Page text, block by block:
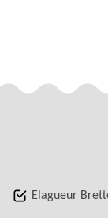
Elagueur